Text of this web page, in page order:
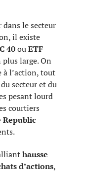
le secteur
il existe
40ouETF
large. On
à l’action, tout
secteur et du
pesant lourd
courtiers
Republic
hausse
d’actions,